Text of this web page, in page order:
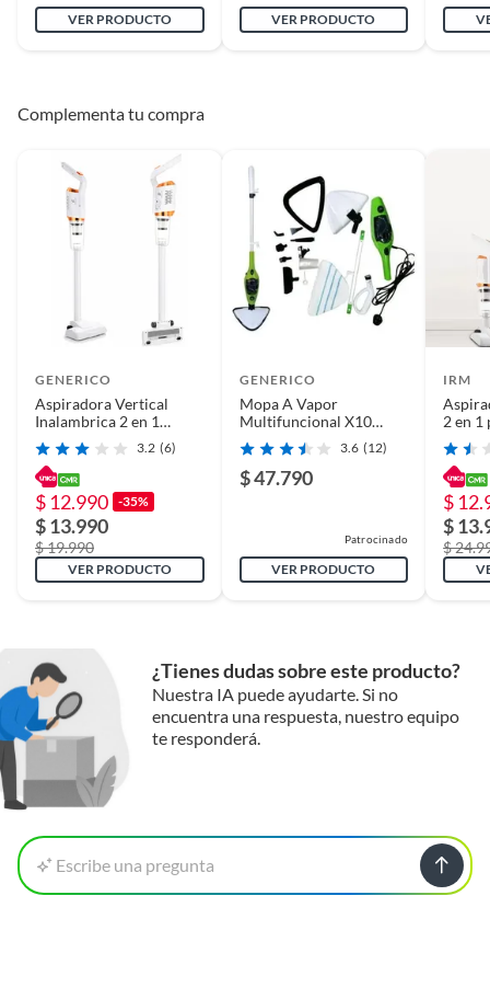
Largo
Garantía 6 meses
Ancho 28
Duración en
condiciones
No aplica
Plazo de
disponibilidad de
repuestos
VER PRODUCTO VER PRODUCTO
Complementa tu compra
GENERICO
Aspiradora Vertical
Inalambrica 2 en 1
120W 8500Pa USB
Recargable Potente
Ligera y Portatil
3.2 (6)
$ 12.990 -35%
$ 13.990
$ 19.990
VER PRODUCTO
GENERICO
Mopa A Vapor
Multifuncional X10
Steam
3.6 (12)
$ 47.790
Patrocinado
VER PRODUCTO
IRM
2 en
auto
$
$
$
¿Tienes dudas sobre este producto?
Nuestra IA puede ayudarte. Si no
encuentra una respuesta, nuestro equipo
te responderá.
Escribe una pregunta